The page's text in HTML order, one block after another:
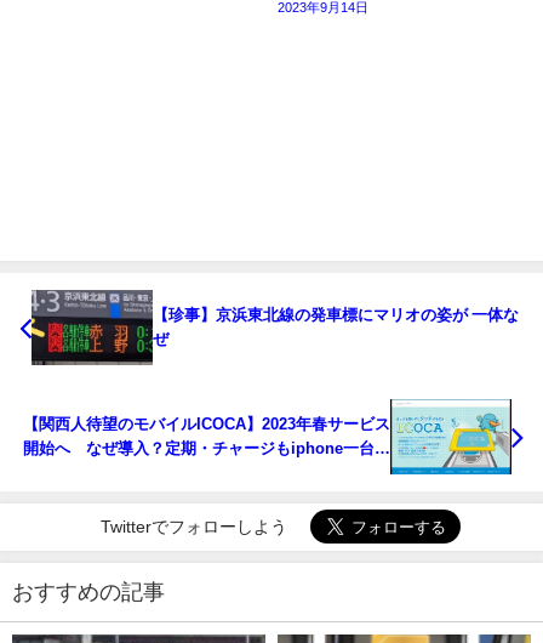
2023年9月14日
【珍事】京浜東北線の発車標にマリオの姿が 一体な
ぜ
【関西人待望のモバイルICOCA】2023年春サービス
開始へ なぜ導入？定期・チャージもiphone一台で
Twitterでフォローしよう
おすすめの記事